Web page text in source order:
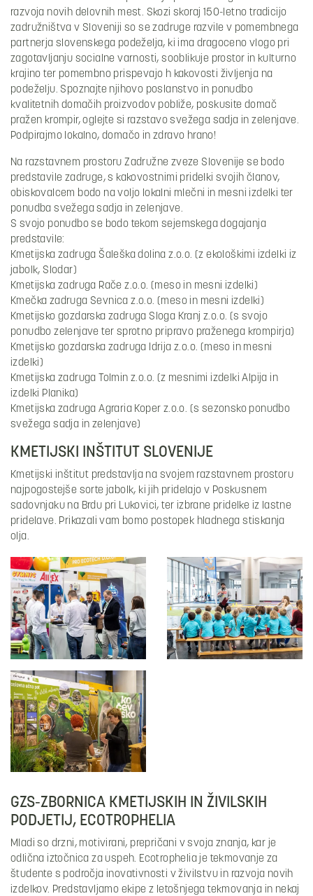
razvoja novih delovnih mest. Skozi skoraj 150-letno tradicijo
zadružništva v Sloveniji so se zadruge razvile v pomembnega
partnerja slovenskega podeželja, ki ima dragoceno vlogo pri
zagotavljanju socialne varnosti, sooblikuje prostor in kulturno
krajino ter pomembno prispevajo h kakovosti življenja na
podeželju. Spoznajte njihovo poslanstvo in ponudbo
kvalitetnih domačih proizvodov pobliže, poskusite domač
pražen krompir, oglejte si razstavo svežega sadja in zelenjave.
Podpirajmo lokalno, domačo in zdravo hrano!
Na razstavnem prostoru Zadružne zveze Slovenije se bodo
predstavile zadruge, s kakovostnimi pridelki svojih članov,
obiskovalcem bodo na voljo lokalni mlečni in mesni izdelki ter
ponudba svežega sadja in zelenjave.
S svojo ponudbo se bodo tekom sejemskega dogajanja
predstavile:
Kmetijska zadruga Šaleška dolina z.o.o. (z ekološkimi izdelki iz
jabolk, Slodar)
Kmetijska zadruga Rače z.o.o. (meso in mesni izdelki)
Kmečka zadruga Sevnica z.o.o. (meso in mesni izdelki)
Kmetijsko gozdarska zadruga Sloga Kranj z.o.o. (s svojo
ponudbo zelenjave ter sprotno pripravo praženega krompirja)
Kmetijsko gozdarska zadruga Idrija z.o.o. (meso in mesni
izdelki)
Kmetijska zadruga Tolmin z.o.o. (z mesnimi izdelki Alpija in
izdelki Planika)
Kmetijska zadruga Agraria Koper z.o.o. (s sezonsko ponudbo
svežega sadja in zelenjave)
KMETIJSKI INŠTITUT SLOVENIJE
Kmetijski inštitut predstavlja na svojem razstavnem prostoru
najpogostejše sorte jabolk, ki jih pridelajo v Poskusnem
sadovnjaku na Brdu pri Lukovici, ter izbrane pridelke iz lastne
pridelave. Prikazali vam bomo postopek hladnega stiskanja
olja.
GZS-ZBORNICA KMETIJSKIH IN ŽIVILSKIH
PODJETIJ, ECOTROPHELIA
Mladi so drzni, motivirani, prepričani v svoja znanja, kar je
odlična iztočnica za uspeh. Ecotrophelia je tekmovanje za
študente s področja inovativnosti v živilstvu in razvoja novih
izdelkov. Predstavljamo ekipe z letošnjega tekmovanja in nekaj